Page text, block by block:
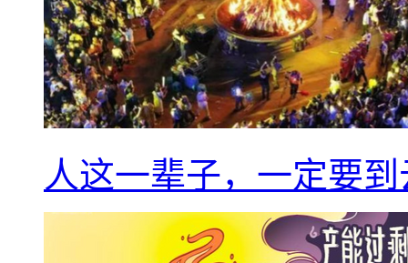
人这一辈子，一定要